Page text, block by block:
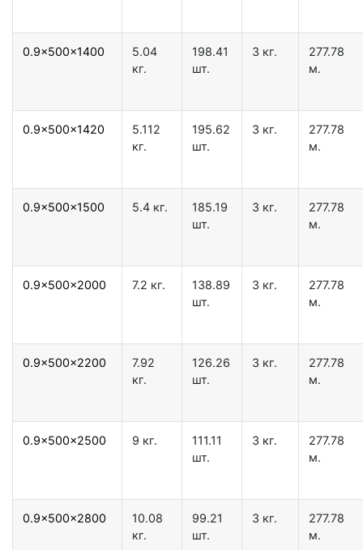
0.9x500x1400
5.04
кг.
198.41
шт.
3 кг.
277.78
м.
0.9x500x1420
5.112
кг.
195.62
шт.
3 кг.
277.78
м.
0.9x500x1500 5.4 кг.
185.19
шт.
3 кг.
277.78
м.
0.9x500x2000 7.2 кг.
138.89
шт.
3 кг.
277.78
м.
0.9x500x2200
7.92
кг.
126.26
шт.
3 кг.
277.78
м.
0.9x500x2500 9 кг.
111.11
шт.
3 кг.
277.78
м.
0.9x500x2800
10.08
кг.
99.21
шт.
3 кг.
277.78
м.